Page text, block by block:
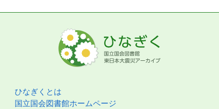
ひなぎくとは
国立国会図書館ホームページ